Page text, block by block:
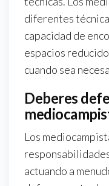
diferentes
capacidad de
espacios
cuando sea
Deberes
Los
actuando a